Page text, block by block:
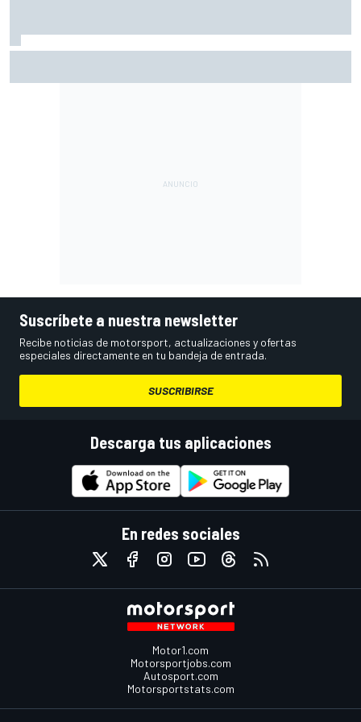
Suscríbete a nuestra newsletter
Recibe noticias de motorsport, actualizaciones y ofertas
especiales directamente en tu bandeja de entrada.
SUSCRIBIRSE
Descarga tus aplicaciones
En redes sociales
Motor1.com
Motorsportjobs.com
Autosport.com
Motorsportstats.com